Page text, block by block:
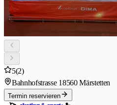
5(2)
Bahnhofstrasse 18560 Märstetten
Termin reservieren